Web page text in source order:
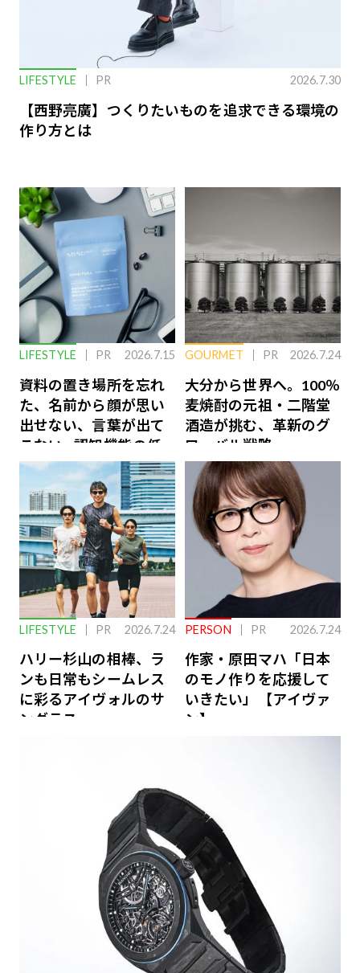
LIFESTYLE PR 2026.7.30
【西野亮廣】つくりたいものを追求できる環境の
作り方とは
LIFESTYLE PR 2026.7.15
資料の置き場所を忘れ
た、名前から顔が思い
出せない、言葉が出て
こない…認知機能の低
下を救う、脳のインナ
ーケアとは
GOURMET PR 2026.7.24
大分から世界へ。100％
麦焼酎の元祖・二階堂
酒造が挑む、革新のグ
ローバル戦略
LIFESTYLE PR 2026.7.24
ハリー杉山の相棒、ラ
ンも日常もシームレス
に彩るアイヴォルのサ
ングラス
PERSON PR 2026.7.24
作家・原田マハ「日本
のモノ作りを応援して
いきたい」【アイヴァ
ン】